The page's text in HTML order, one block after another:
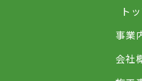
ト
事業
会社